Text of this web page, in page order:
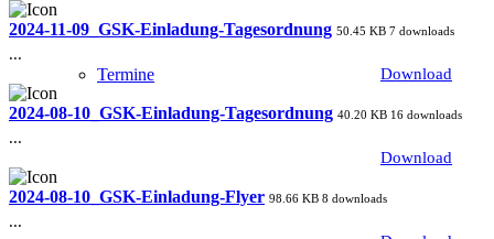
Termine
2024-11-09_GSK-Einladung-Tagesordnung 50.45 KB 7 downloads
...
Download
2024-08-10_GSK-Einladung-Tagesordnung 40.20 KB 16 downloads
...
Download
2024-08-10_GSK-Einladung-Flyer 98.66 KB 8 downloads
...